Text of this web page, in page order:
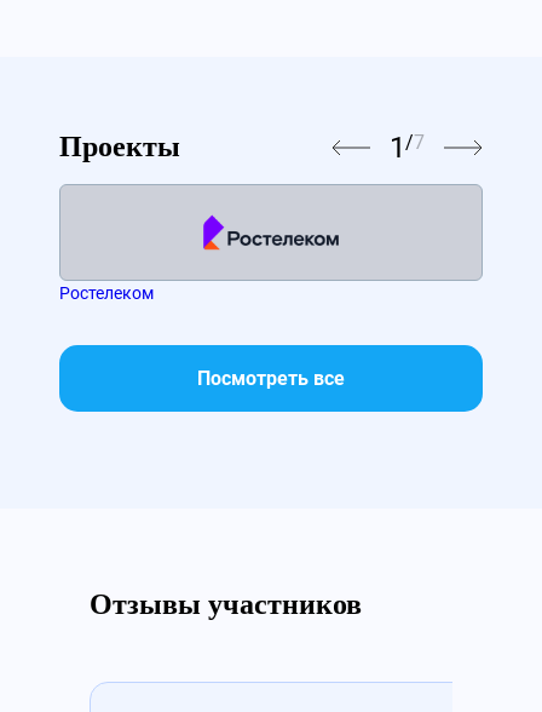
Проекты 1 /7
Ростелеком
Посмотреть все
Отзывы участников